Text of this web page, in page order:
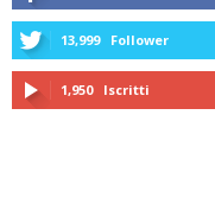
13,999 Follower
1,950 Iscritti